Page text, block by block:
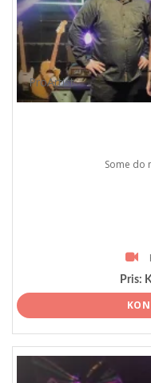
ProArtist
Some do
Pris: